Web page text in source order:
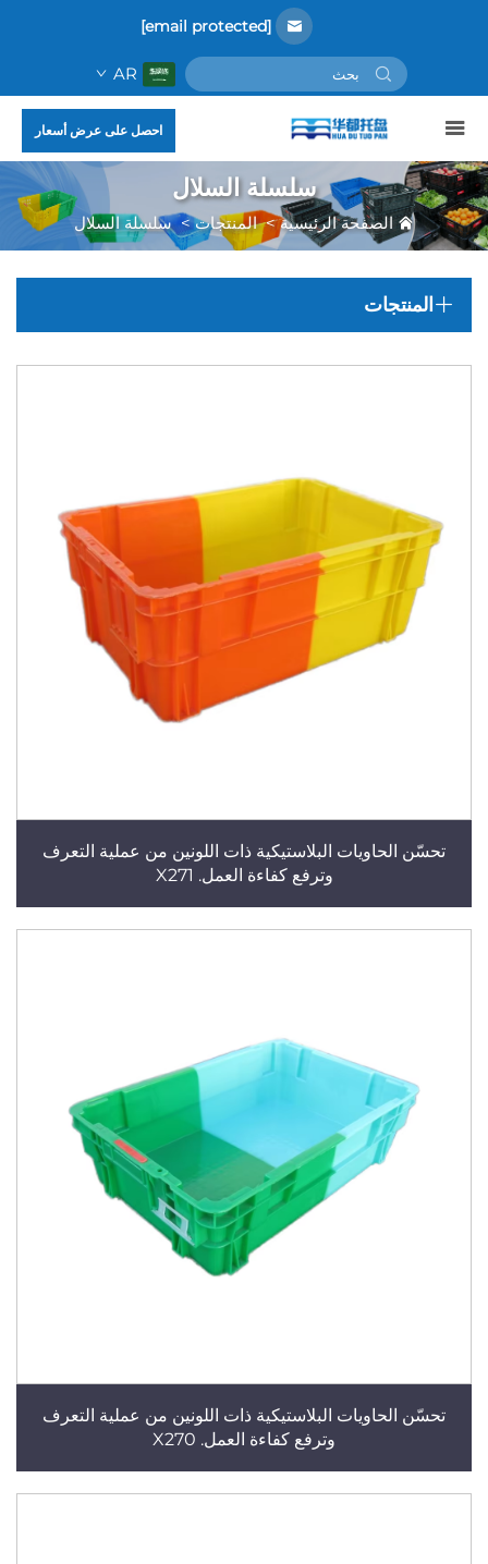
[email protected]
AR
احصل على عرض أسعار
سلسلة السلال
الصفحة الرئيسية>المنتجات>سلسلة السلال
المنتجات
تحسّن الحاويات البلاستيكية ذات اللونين من عملية التعرف
وترفع كفاءة العمل. X271
تحسّن الحاويات البلاستيكية ذات اللونين من عملية التعرف
وترفع كفاءة العمل. X270